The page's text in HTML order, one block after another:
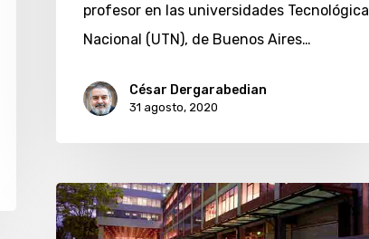
profesor en las universidades Tecnológica
Nacional (UTN), de Buenos Aires…
César Dergarabedian
31 agosto, 2020
Empresarios,
gremios